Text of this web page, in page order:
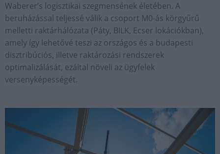
Waberer’s logisztikai szegmensének életében. A
beruházással teljessé válik a csoport M0-ás körgyűrű
melletti raktárhálózata (Páty, BILK, Ecser lokációkban),
amely így lehetővé teszi az országos és a budapesti
disztribúciós, illetve raktározási rendszerek
optimalizálását, ezáltal növeli az ügyfelek
versenyképességét.